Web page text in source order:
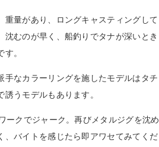
量があり、ロングキャスティングして
むのが早く、船釣りでタナが深いとき
。
なカラーリングを施したモデルはタチ
うモデルもあります。
ークでジャーク。再びメタルジグを沈め
、バイトを感じたら即アワセてみてくだ